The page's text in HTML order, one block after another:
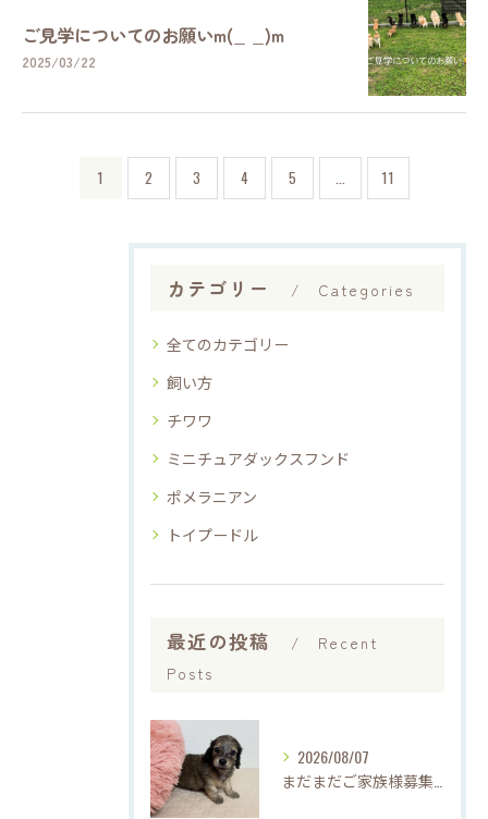
ご見学についてのお願いm(_ _)m
2025/03/22
1 2 3 4 5 ... 11
カテゴリー Categories
全てのカテゴリー
飼い方
チワワ
ミニチュアダックスフンド
ポメラニアン
トイプードル
最近の投稿
Recent
Posts
2026/08/07